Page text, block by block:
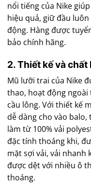
nổi tiếng của Nike
hiệu quả, giữ đầu
động. Hàng được
bảo chính hãng.
2. Thiết kế và chất
Mũ lưỡi trai của Nike
thao, hoạt động
cầu lông. Với thiết kế
dễ dàng cho vào
làm từ 100% vải
đặc tính thoáng khi,
mặt sợi vải, vải nhanh
được dệt với nhiều ô
thoáng.